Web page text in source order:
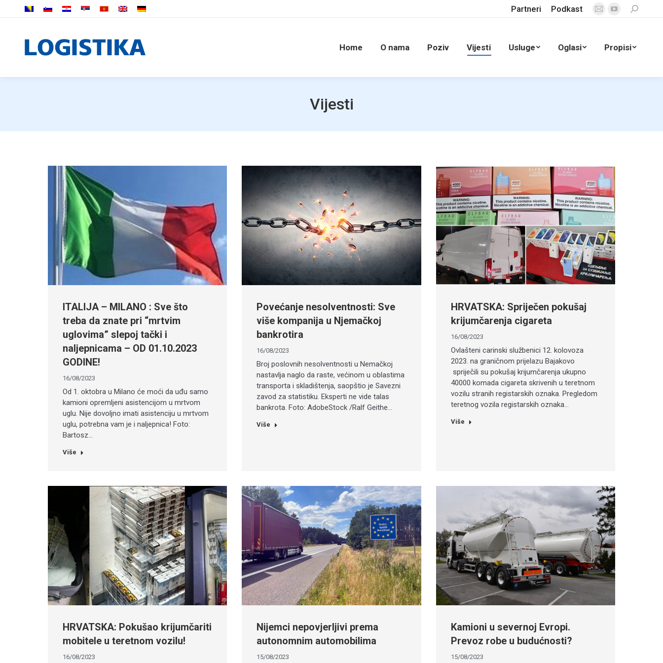
Partneri Podkast
Mail
window
YouTube
in
window
Search:
Home O nama Poziv Vijesti Usluge Oglasi Propisi
Vijesti
ITALIJA – MILANO : Sve što
treba da znate pri “mrtvim
uglovima” slepoj tački i
naljepnicama – OD 01.10.2023
GODINE!
16/08/2023
Od 1. oktobra u Milano će moći da uđu samo
kamioni opremljeni asistencijom u mrtvom
uglu. Nije dovoljno imati asistenciju u mrtvom
uglu, potrebna vam je i naljepnica! Foto:
Bartosz…
Više
Povećanje nesolventnosti: Sve
više kompanija u Njemačkoj
bankrotira
16/08/2023
Broj poslovnih nesolventnosti u Nemačkoj
nastavlja naglo da raste, većinom u oblastima
transporta i skladištenja, saopštio je Savezni
zavod za statistiku. Eksperti ne vide talas
bankrota. Foto: AdobeStock /Ralf Geithe…
Više
HRVATSKA: Spriječen pokušaj
krijumčarenja cigareta
16/08/2023
Ovlašteni carinski službenici 12. kolovoza
2023. na graničnom prijelazu Bajakovo
spriječili su pokušaj krijumčarenja ukupno
40000 komada cigareta skrivenih u teretnom
vozilu stranih registarskih oznaka. Pregledom
teretnog vozila registarskih oznaka…
Više
HRVATSKA: Pokušao krijumčariti
mobitele u teretnom vozilu!
16/08/2023
Nijemci nepovjerljivi prema
autonomnim automobilima
15/08/2023
Kamioni u severnoj Evropi.
Prevoz robe u budućnosti?
15/08/2023